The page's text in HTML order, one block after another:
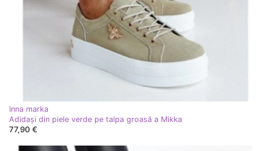
Inna marka
Adidași din piele verde pe talpa groasă a Mikka
77,90 €